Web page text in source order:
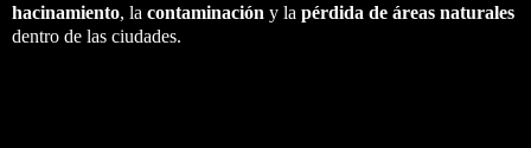
hacinamiento, la contaminación y la pérdida de áreas naturales
dentro de las ciudades.